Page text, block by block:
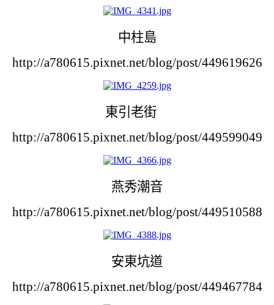
中柱島
http://a780615.pixnet.net/blog/post/449619626
東引老街
http://a780615.pixnet.net/blog/post/449599049
燕秀潮音
http://a780615.pixnet.net/blog/post/449510588
安東坑道
http://a780615.pixnet.net/blog/post/449467784